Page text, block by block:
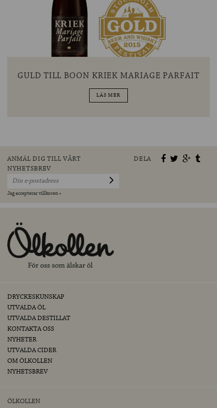
GULD TILL BOON KRIEK MARIAGE PARFAIT
LÄS MER
ANMÄL DIG TILL VÅRT
NYHETSBREV
Jag accepterar villkoren »
DELA
DRYCKESKUNSKAP
UTVALDA ÖL
UTVALDA DESTILLAT
KONTAKTA OSS
NYHETER
UTVALDA CIDER
OM ÖLKOLLEN
NYHETSBREV
ÖLKOLLEN